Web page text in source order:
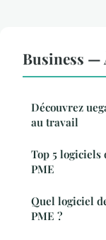
Business —
Découvrez
au travail
Top 5
PME
Quel logiciel
PME ?